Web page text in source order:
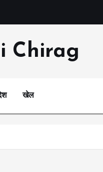
Chirag
खेल